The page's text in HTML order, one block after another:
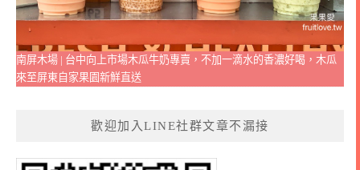
南屏木場 | 台中向上市場木瓜牛奶專賣，不加一滴水的香濃好喝，木瓜
來至屏東自家果園新鮮直送
歡迎加入LINE社群文章不漏接